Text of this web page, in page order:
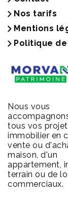
Nos tarifs
Mentions
Politique
Nous vous
tous vos
immobilier en
vente ou
maison, d'un
appartement,
terrain ou de
commerciaux.